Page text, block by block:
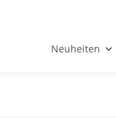
Neuheiten